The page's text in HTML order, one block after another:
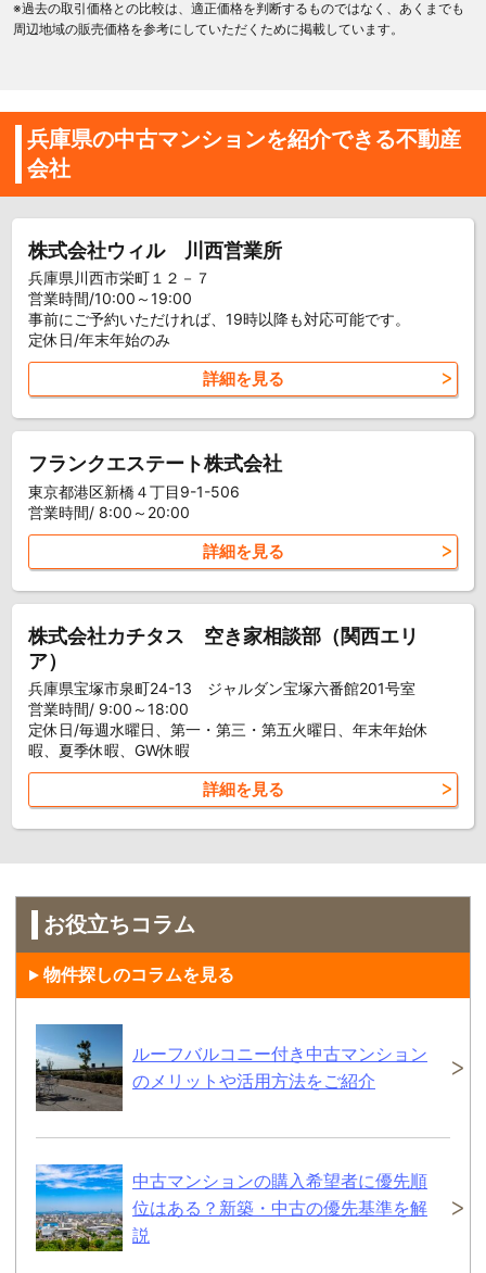
※過去の取引価格との比較は、適正価格を判断するものではなく、あくまでも
周辺地域の販売価格を参考にしていただくために掲載しています。
兵庫県の中古マンションを紹介できる不動産
会社
株式会社ウィル 川西営業所
兵庫県川西市栄町１２－７
営業時間/10:00～19:00
事前にご予約いただければ、19時以降も対応可能です。
定休日/年末年始のみ
詳細を見る
フランクエステート株式会社
東京都港区新橋４丁目9-1-506
営業時間/ 8:00～20:00
詳細を見る
株式会社カチタス 空き家相談部（関西エリ
ア）
兵庫県宝塚市泉町24-13 ジャルダン宝塚六番館201号室
営業時間/ 9:00～18:00
定休日/毎週水曜日、第一・第三・第五火曜日、年末年始休
暇、夏季休暇、GW休暇
詳細を見る
お役立ちコラム
物件探しのコラムを見る
ルーフバルコニー付き中古マンション
のメリットや活用方法をご紹介
中古マンションの購入希望者に優先順
位はある？新築・中古の優先基準を解
説